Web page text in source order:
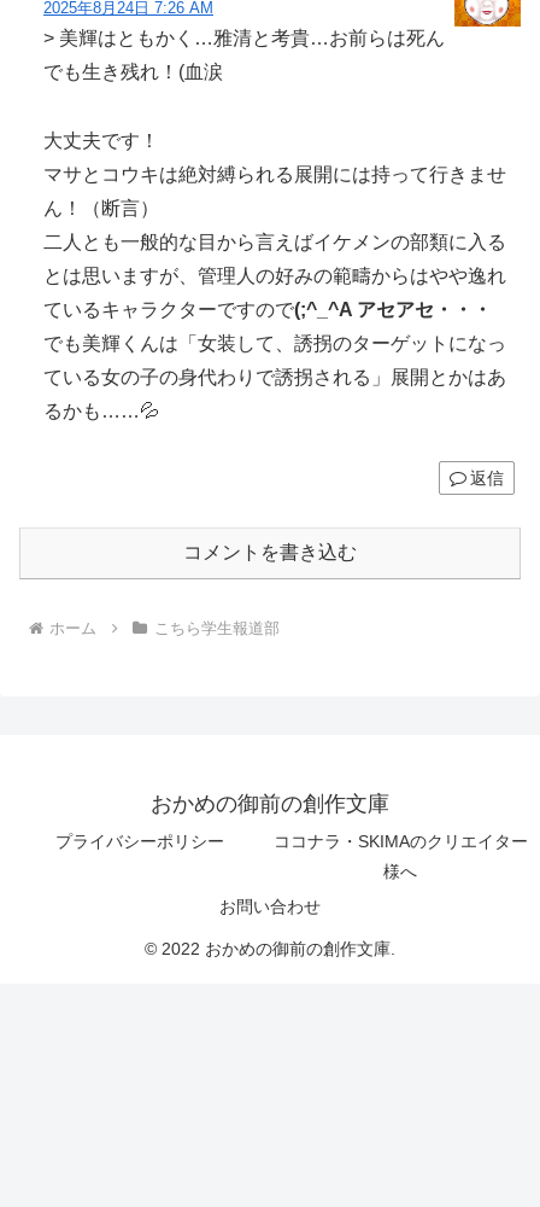
2025年8月24日 7:26 AM
> 美輝はともかく…雅清と考貴…お前らは死ん
でも生き残れ！(血涙
大丈夫です！
マサとコウキは絶対縛られる展開には持って行きませ
ん！（断言）
二人とも一般的な目から言えばイケメンの部類に入る
とは思いますが、管理人の好みの範疇からはやや逸れ
ているキャラクターですので(;^_^A アセアセ・・・
でも美輝くんは「女装して、誘拐のターゲットになっ
ている女の子の身代わりで誘拐される」展開とかはあ
るかも……💦
返信
コメントを書き込む
ホーム こちら学生報道部
おかめの御前の創作文庫
プライバシーポリシー
ココナラ・SKIMAのクリエイター
様へ
お問い合わせ
© 2022 おかめの御前の創作文庫.